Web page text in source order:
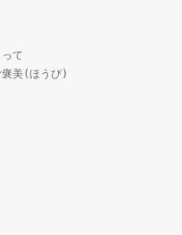
て
美(ほうび)